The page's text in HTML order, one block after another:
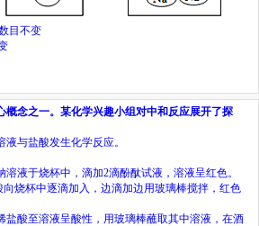
目不变
概念之一。某化学兴趣小组对中和反应展开了探
液与盐酸发生化学反应。
溶液于烧杯中，滴加2滴酚酞试液，溶液呈红色。
向烧杯中逐滴加入，边滴加边用玻璃棒搅拌，红色
盐酸至溶液呈酸性，用玻璃棒蘸取其中溶液，在酒